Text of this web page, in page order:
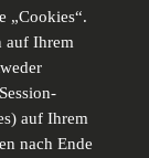
„Cookies“.
auf Ihrem
auf Ihrem
nach Ende